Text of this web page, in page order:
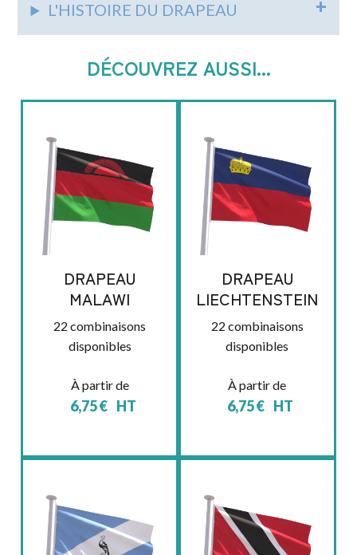
L'HISTOIRE DU DRAPEAU
DÉCOUVREZ AUSSI...
DRAPEAU
MALAWI
22 combinaisons
disponibles
À partir de
6,75€ HT
DRAPEAU
LIECHTENSTEIN
22 combinaisons
disponibles
À partir de
6,75€ HT